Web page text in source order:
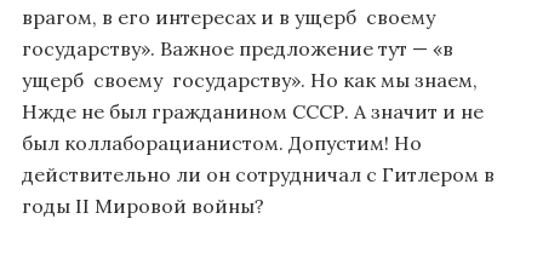
врагом, в его интересах и в ущерб своему
государству». Важное предложение тут — «в
ущерб своему государству». Но как мы знаем,
Нжде не был гражданином СССР. А значит и не
был коллаборацианистом. Допустим! Но
действительно ли он сотрудничал с Гитлером в
годы II Мировой войны?